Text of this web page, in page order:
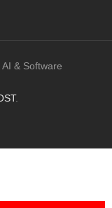
AI & Software
.